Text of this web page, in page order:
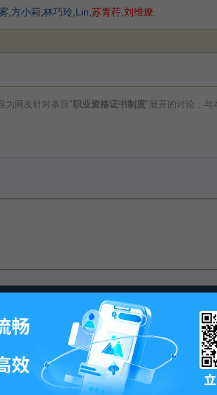
方小莉 林巧玲 Lin 苏青荇 刘维燎
为网友针对条目"职业资格证书制度"展开的讨论，与
修订：14:28,2016年9月29日.
人才招聘 广告合作- 权利通知-联系我们-免责声明 友
All rights reserved.
网安备 35020302032707号